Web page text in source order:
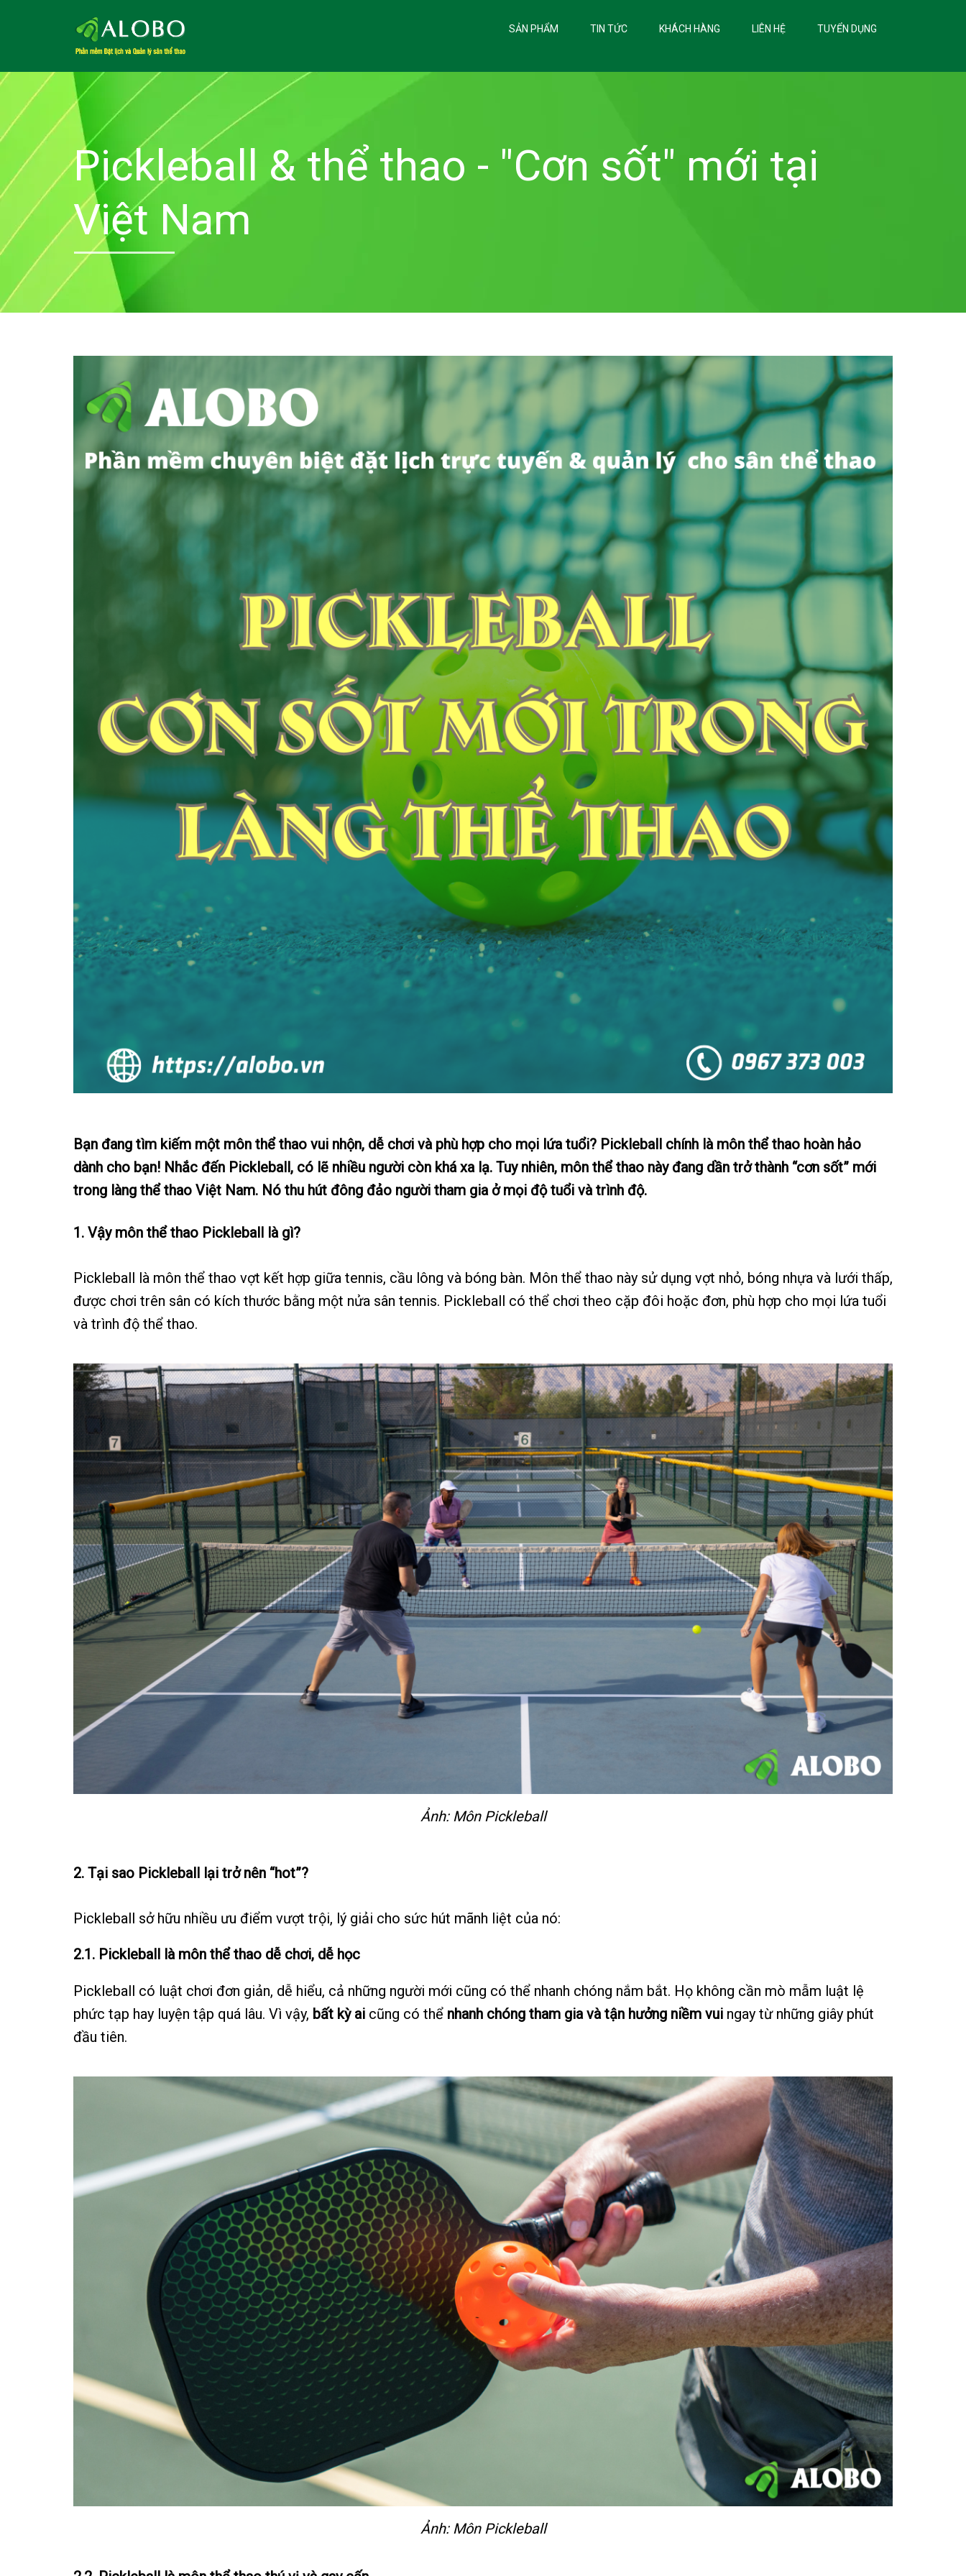
SẢN PHẨM TIN TỨC KHÁCH HÀNG LIÊN HỆ TUYỂN DỤNG
Pickleball & thể thao - "Cơn sốt" mới tại
Việt Nam
Bạn đang tìm kiếm một môn thể thao vui nhộn, dễ chơi và phù hợp cho mọi lứa tuổi? Pickleball chính là môn thể thao hoàn hảo
dành cho bạn! Nhắc đến Pickleball, có lẽ nhiều người còn khá xa lạ. Tuy nhiên, môn thể thao này đang dần trở thành “cơn sốt” mới
trong làng thể thao Việt Nam. Nó thu hút đông đảo người tham gia ở mọi độ tuổi và trình độ.
1. Vậy môn thể thao Pickleball là gì?
Pickleball là môn thể thao vợt kết hợp giữa tennis, cầu lông và bóng bàn. Môn thể thao này sử dụng vợt nhỏ, bóng nhựa và lưới thấp,
được chơi trên sân có kích thước bằng một nửa sân tennis. Pickleball có thể chơi theo cặp đôi hoặc đơn, phù hợp cho mọi lứa tuổi
và trình độ thể thao.
Ảnh: Môn Pickleball
2. Tại sao Pickleball lại trở nên “hot”?
Pickleball sở hữu nhiều ưu điểm vượt trội, lý giải cho sức hút mãnh liệt của nó:
2.1. Pickleball là môn thể thao dễ chơi, dễ học
Pickleball có luật chơi đơn giản, dễ hiểu, cả những người mới cũng có thể nhanh chóng nắm bắt. Họ không cần mò mẫm luật lệ
phức tạp hay luyện tập quá lâu. Vì vậy, bất kỳ ai cũng có thể nhanh chóng tham gia và tận hưởng niềm vui ngay từ những giây phút
đầu tiên.
Ảnh: Môn Pickleball